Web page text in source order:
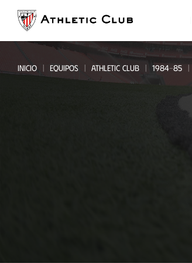
contenido
principal
INICIO EQUIPOS ATHLETIC CLUB 1984-85